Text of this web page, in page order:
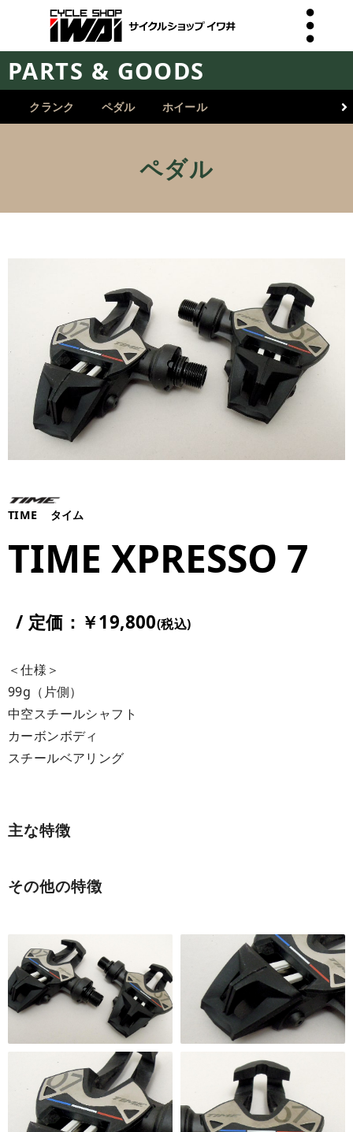
PARTS & GOODS
クランク ペダル ホイール
ペダル
TIME タイム
TIME XPRESSO 7
/ 定価：￥19,800(税込)
＜仕様＞
99g（片側）
中空スチールシャフト
カーボンボディ
スチールベアリング
主な特徴
その他の特徴